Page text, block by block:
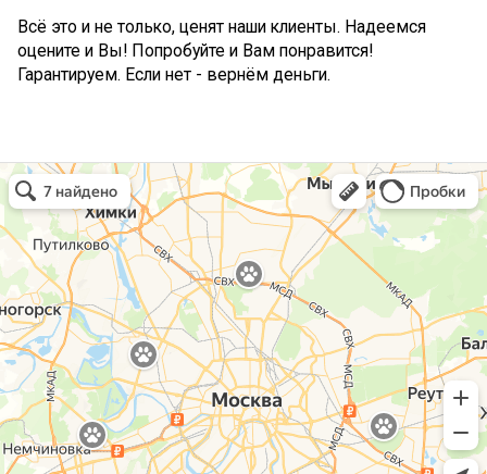
Всё это и не только, ценят наши клиенты. Надеемся
оцените и Вы! Попробуйте и Вам понравится!
Гарантируем. Если нет - вернём деньги.